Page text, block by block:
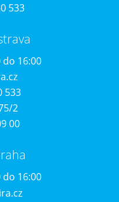
533
do 16:00
533
2
00
do 16:00